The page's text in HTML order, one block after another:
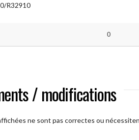
R32910
0
/ modifications
ne sont pas correctes ou